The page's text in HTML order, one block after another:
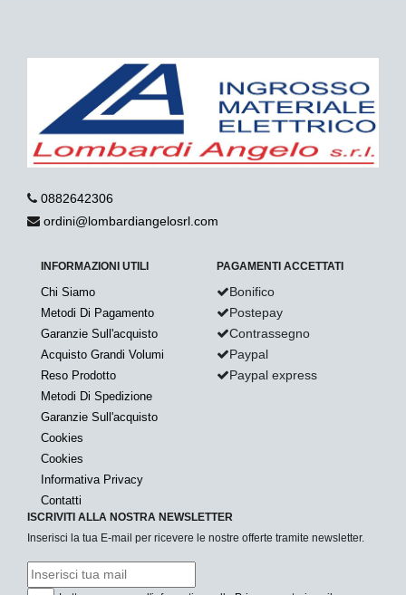
0882642306
ordini@lombardiangelosrl.com
INFORMAZIONI UTILI
Chi Siamo
Metodi Di Pagamento
Garanzie Sull'acquisto
Acquisto Grandi Volumi
Reso Prodotto
Metodi Di Spedizione
Garanzie Sull'acquisto
Cookies
Cookies
Informativa Privacy
Contatti
PAGAMENTI ACCETTATI
Bonifico
Postepay
Contrassegno
Paypal
Paypal express
ISCRIVITI ALLA NOSTRA NEWSLETTER
Inserisci la tua E-mail per ricevere le nostre offerte tramite newsletter.